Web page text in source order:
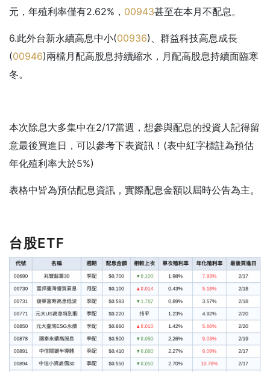
元，年殖利率僅有2.62%， 00943甚至在本月不配息。
6.此外台新永續高息中小(00936)、群益科技高息成長
(00946)兩檔月配高股息持續縮水，月配高股息持續面臨寒
冬。
本次除息大多集中在2/17當週，想參與配息的投資人記得留
意最後買進日，可以參考下表資訊！(表中紅字標註為預估
年化殖利率大於5%)
表格中皆為預估配息資訊，實際配息金額以屆時公告為主。
台股ETF